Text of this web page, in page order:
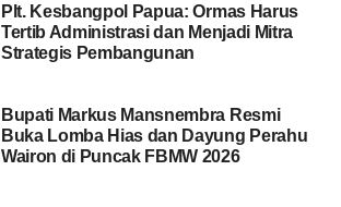
Plt. Kesbangpol Papua: Ormas Harus
Tertib Administrasi dan Menjadi Mitra
Strategis Pembangunan
Bupati Markus Mansnembra Resmi
Buka Lomba Hias dan Dayung Perahu
Wairon di Puncak FBMW 2026